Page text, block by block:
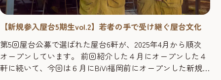
【新規参入屋台5期生vol.2】若者の手で受け継ぐ屋台文化
第5回屋台公募で選ばれた屋台6軒が、2025年4月から順次
オープンしています。 前回紹介した４月にオープンした４
軒に続いて、今回は６月にBiVi福岡前にオープンした新規